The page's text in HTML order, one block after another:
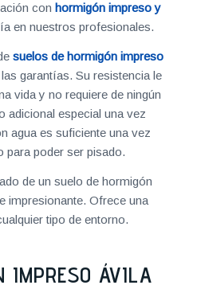
conhormigón impreso y
en nuestros profesionales.
suelos de hormigón impreso
garantías. Su resistencia le
vida y no requiere de ningún
adicional especial una vez
agua es suficiente una vez
para poder ser pisado.
de un suelo de hormigón
impresionante. Ofrece una
tipo de entorno.
IMPRESO ÁVILA